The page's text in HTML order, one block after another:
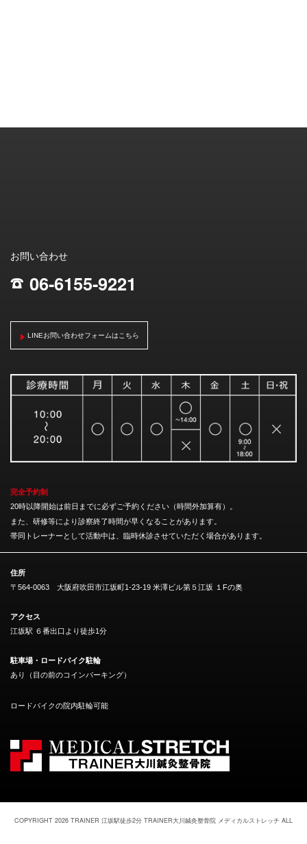
お問い合わせ
; 06-6155-9221
LINEお問い合わせフォームはこちら
完全予約制
20時以降開始は前日までに必ずご予約ください（時間外加算有）。
また、研修等により診察終了時間が早くなることがあります。
帯同トレーナーとして活動中は、臨時休診させていただく場合があります。
住所
〒564-0063 大阪府吹田市江坂町1-23-19 米澤ビル第５江坂 １Fの奥
アクセス
江坂駅 ６番出口より徒歩1分
駐車場・ロードバイク駐輪
あり（目の前のコインパーキング）
ロードバイクの院内駐輪可能
COPYRIGHT 2026 TRAINER 江坂駅徒歩2分 TRAINER大川鍼灸整骨院 メディカルストレッチ ALL